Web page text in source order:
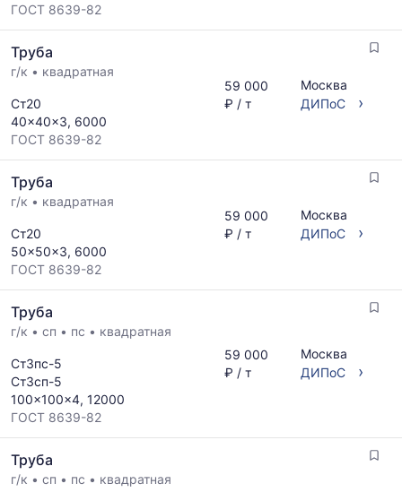
ГОСТ 8639-82
Труба
г/к • квадратная
Ст20
40x40x3, 6000
ГОСТ 8639-82
59 000
₽ / т
Москва
ДИПоС
›
Труба
г/к • квадратная
Ст20
50x50x3, 6000
ГОСТ 8639-82
59 000
₽ / т
Москва
ДИПоС
›
Труба
г/к • сп • пс • квадратная
Ст3пс-5
Ст3сп-5
100x100x4, 12000
ГОСТ 8639-82
59 000
₽ / т
Москва
ДИПоС
›
Труба
г/к • сп • пс • квадратная